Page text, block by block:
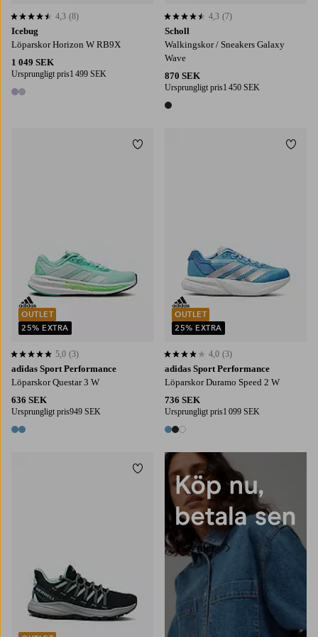
Icebug
Löparskor Horizon W RB9X
1 049 SEK
Ursprungligt pris1 499 SEK
2 färger
4,3 baserat på 8 st betyg
4,3 (8)
Scholl
Walkingskor / Sneakers Galaxy
Wave
870 SEK
Ursprungligt pris1 450 SEK
1 färg
4,3 baserat på 7 st betyg
4,3 (7)
adidas Sport Performance
Löparskor Questar 3 W
636 SEK
Ursprungligt pris949 SEK
2 färger
5,0 baserat på 3 st betyg
5,0 (3)
OUTLET
25% EXTRA
Lägg till i favoriter
adidas Sport Performance
Löparskor Duramo Speed 2 W
736 SEK
Ursprungligt pris1 099 SEK
3 färger
4,0 baserat på 3 st betyg
4,0 (3)
OUTLET
25% EXTRA
Lägg till i favoriter
Läs mer